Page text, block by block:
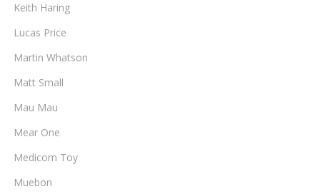
Keith Haring
Lucas Price
Martin Whatson
Matt Small
Mau Mau
Mear One
Medicom Toy
Muebon